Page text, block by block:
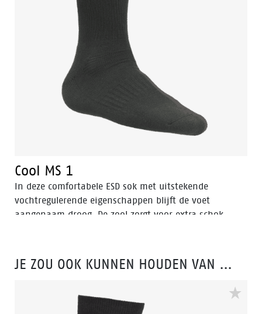
Cool MS 1
In deze comfortabele ESD sok met uitstekende
vochtregulerende eigenschappen blijft de voet
aangenaam droog. De zool zorgt voor extra schok
JE ZOU OOK KUNNEN HOUDEN VAN …